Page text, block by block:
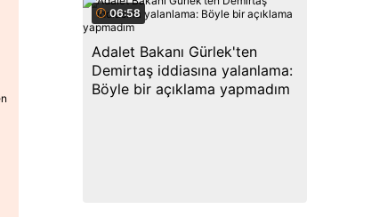
06:58
Adalet Bakanı Gürlek'ten
Demirtaş iddiasına yalanlama:
Böyle bir açıklama yapmadım